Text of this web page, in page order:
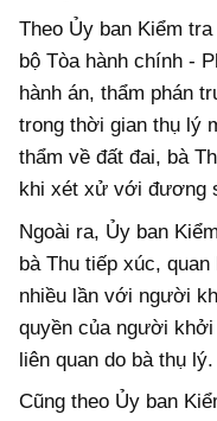
Theo Ủy ban Kiểm
bộ Tòa hành chính -
hành án, thẩm phán
trong thời gian thụ lý
thẩm về đất đai, bà
khi xét xử với đương
Ngoài ra, Ủy ban
bà Thu tiếp xúc,
nhiều lần với người
quyền của người
liên quan do bà thụ lý.
Cũng theo Ủy ban